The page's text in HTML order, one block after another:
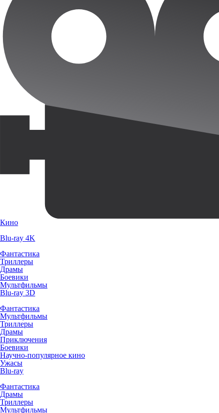
Кино
Blu-ray 4K
Фантастика
Триллеры
Драмы
Боевики
Мультфильмы
Blu-ray 3D
Фантастика
Мультфильмы
Триллеры
Драмы
Приключения
Боевики
Научно-популярное кино
Ужасы
Blu-ray
Фантастика
Драмы
Триллеры
Мультфильмы